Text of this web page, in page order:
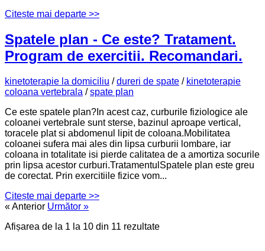
Citește mai departe >>
Spatele plan - Ce este? Tratament.
Program de exercitii. Recomandari.
kinetoterapie la domiciliu /dureri de spate / kinetoterapie
coloana vertebrala /spate plan
Ce este spatele plan?In acest caz, curburile fiziologice ale
coloanei vertebrale sunt sterse, bazinul aproape vertical,
toracele plat si abdomenul lipit de coloana.Mobilitatea
coloanei sufera mai ales din lipsa curburii lombare, iar
coloana in totalitate isi pierde calitatea de a amortiza socurile
prin lipsa acestor curburi.TratamentulSpatele plan este greu
de corectat. Prin exercitiile fizice vom...
Citește mai departe >>
« Anterior Următor »
Afișarea de la 1 la 10 din 11 rezultate